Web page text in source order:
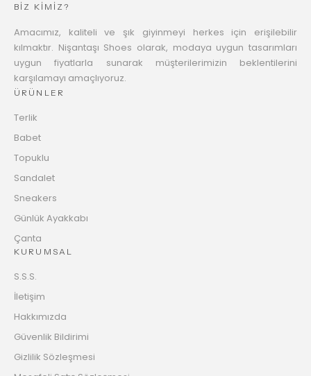
BİZ KİMİZ?
Amacımız, kaliteli ve şık giyinmeyi herkes için erişilebilir
kılmaktır. Nişantaşı Shoes olarak, modaya uygun tasarımları
uygun fiyatlarla sunarak müşterilerimizin beklentilerini
karşılamayı amaçlıyoruz.
ÜRÜNLER
Terlik
Babet
Topuklu
Sandalet
Sneakers
Günlük Ayakkabı
Çanta
KURUMSAL
S.S.S.
İletişim
Hakkımızda
Güvenlik Bildirimi
Gizlilik Sözleşmesi